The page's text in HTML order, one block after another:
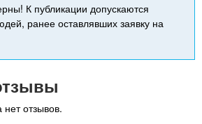
К публикации допускаются
ранее оставлявших заявку на
отзывов.